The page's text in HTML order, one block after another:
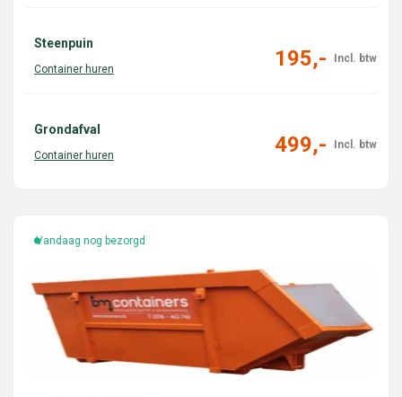
Steenpuin
195,-
Grondafval
499,-
Vandaag nog bezorgd